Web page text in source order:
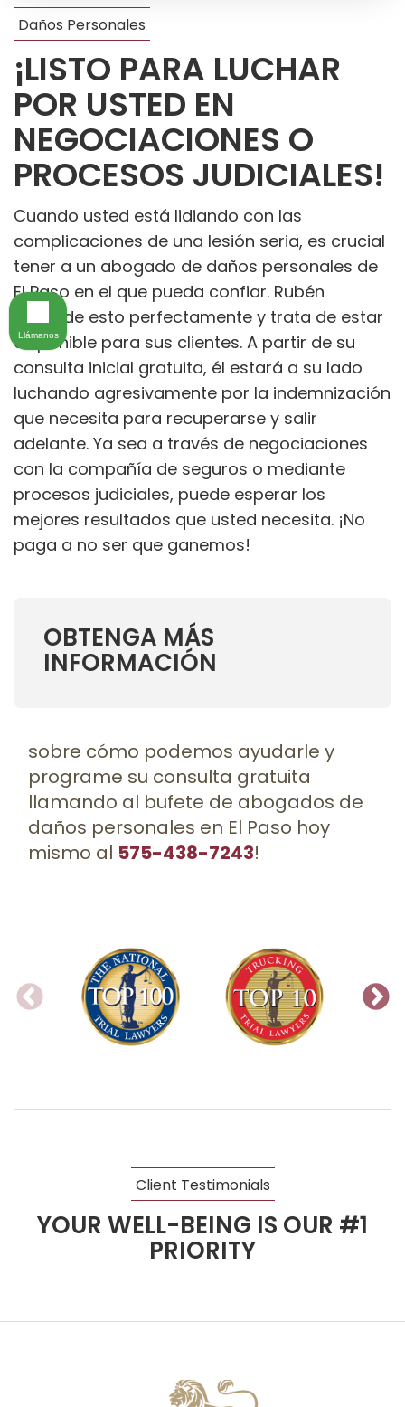
Daños Personales
¡LISTO PARA LUCHAR
POR USTED EN
NEGOCIACIONES O
PROCESOS JUDICIALES!
Cuando usted está lidiando con las
complicaciones de una lesión seria, es crucial
tener a un abogado de daños personales de
El Paso en el que pueda confiar. Rubén
entiende esto perfectamente y trata de estar
disponible para sus clientes. A partir de su
consulta inicial gratuita, él estará a su lado
luchando agresivamente por la indemnización
que necesita para recuperarse y salir
adelante. Ya sea a través de negociaciones
con la compañía de seguros o mediante
procesos judiciales, puede esperar los
mejores resultados que usted necesita. ¡No
paga a no ser que ganemos!
OBTENGA MÁS
INFORMACIÓN
sobre cómo podemos ayudarle y
programe su consulta gratuita
llamando al bufete de abogados de
daños personales en El Paso hoy
mismo al 575-438-7243!
Client Testimonials
YOUR WELL-BEING IS OUR #1
PRIORITY
Llámanos